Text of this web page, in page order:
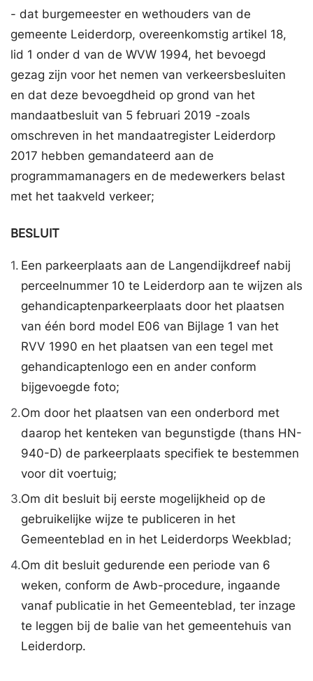
- dat burgemeester en wethouders van de
gemeente Leiderdorp, overeenkomstig artikel 18,
lid 1 onder d van de WVW 1994, het bevoegd
gezag zijn voor het nemen van verkeersbesluiten
en dat deze bevoegdheid op grond van het
mandaatbesluit van 5 februari 2019 -zoals
omschreven in het mandaatregister Leiderdorp
2017 hebben gemandateerd aan de
programmamanagers en de medewerkers belast
met het taakveld verkeer;
BESLUIT
1. Een parkeerplaats aan de Langendijkdreef nabij
perceelnummer 10 te Leiderdorp aan te wijzen als
gehandicaptenparkeerplaats door het plaatsen
van één bord model E06 van Bijlage 1 van het
RVV 1990 en het plaatsen van een tegel met
gehandicaptenlogo een en ander conform
bijgevoegde foto;
2.Om door het plaatsen van een onderbord met
daarop het kenteken van begunstigde (thans HN-
940-D) de parkeerplaats specifiek te bestemmen
voor dit voertuig;
3.Om dit besluit bij eerste mogelijkheid op de
gebruikelijke wijze te publiceren in het
Gemeenteblad en in het Leiderdorps Weekblad;
4.Om dit besluit gedurende een periode van 6
weken, conform de Awb-procedure, ingaande
vanaf publicatie in het Gemeenteblad, ter inzage
te leggen bij de balie van het gemeentehuis van
Leiderdorp.